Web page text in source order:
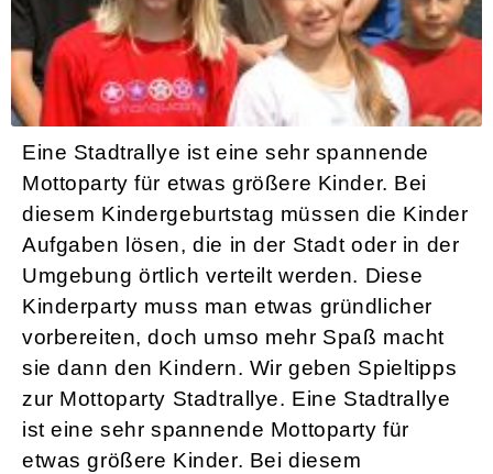
Mottoparty `Stadtrallye´ für Kindergeburtstag
Eine Stadtrallye ist eine sehr spannende
Mottoparty für etwas größere Kinder. Bei
diesem Kindergeburtstag müssen die Kinder
Aufgaben lösen, die in der Stadt oder in der
Umgebung örtlich verteilt werden. Diese
Kinderparty muss man etwas gründlicher
vorbereiten, doch umso mehr Spaß macht
sie dann den Kindern. Wir geben Spieltipps
zur Mottoparty Stadtrallye. Eine Stadtrallye
ist eine sehr spannende Mottoparty für
etwas größere Kinder. Bei diesem